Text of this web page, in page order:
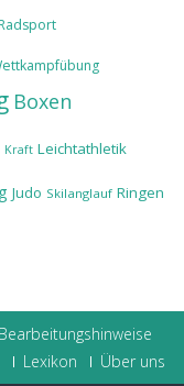
Boxen
Kraft Leichtathletik
Judo Skilanglauf Ringen
Bearbeitungshinweise
Lexikon Über uns